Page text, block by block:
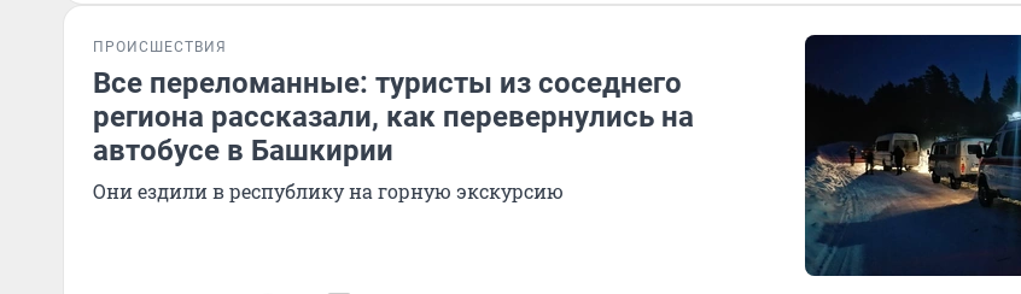
ПРОИСШЕСТВИЯ
Все переломанные: туристы из соседнего
региона рассказали, как перевернулись на
автобусе в Башкирии
Они ездили в республику на горную экскурсию